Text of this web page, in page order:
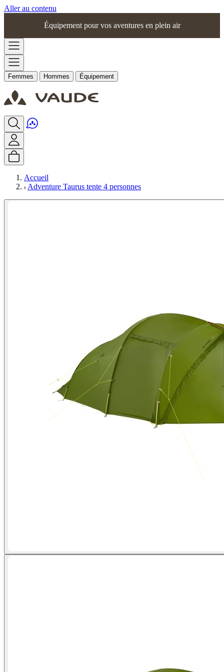
Aller au contenu
Équipement pour vos aventures en plein air
Femmes Hommes Équipement
Accueil
Adventure Taurus tente 4 personnes